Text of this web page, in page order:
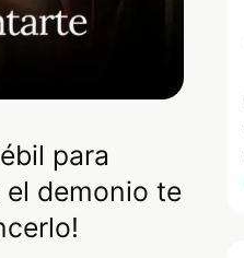
para
demonio te